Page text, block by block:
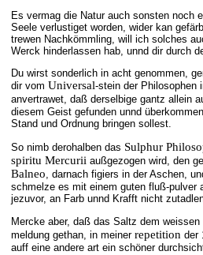
Es vermag die Natur auch sonsten noch
Seele verlustiget worden, wider kan
trewen Nachkömmling, will ich solches
Werck hinderlassen hab, unnd dir durch
Du wirst sonderlich in acht genommen,
dir vom Universal-stein der Philosophen
anvertrawet, daß derselbige gantz allein
diesem Geist gefunden unnd
Stand und Ordnung bringen sollest.
So nimb derohalben das Sulphur
spiritu Mercurii außgezogen wird, den
Balneo , darnach figiers in der Aschen,
schmelze es mit einem guten fluß-
jezuvor, an Farb unnd Krafft nicht
Mercke aber, daß das Saltz dem weissen
meldung gethan, in meiner repetition der
auff eine andere art ein schöner